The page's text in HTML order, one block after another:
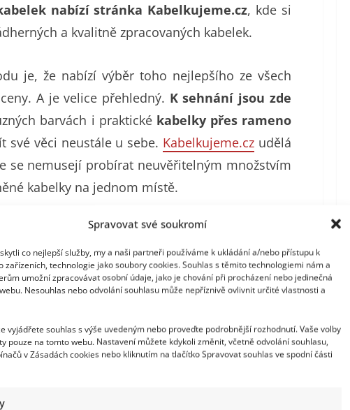
Spravovat své soukromí
co nejlepší služby, my a naši partneři používáme k ukládání a/nebo přístupu k
zařízeních, technologie jako soubory cookies. Souhlas s těmito technologiemi nám a
umožní zpracovávat osobní údaje, jako je chování při procházení nebo jedinečná
Nesouhlas nebo odvolání souhlasu může nepříznivě ovlivnit určité vlastnosti a
vyjádřete souhlas s výše uvedeným nebo proveďte podrobnější rozhodnutí. Vaše volby
pouze na tomto webu. Nastavení můžete kdykoli změnit, včetně odvolání souhlasu,
v Zásadách cookies nebo kliknutím na tlačítko Spravovat souhlas ve spodní části
nabízí stránka Kabelkujeme.cz, kde si
a kvalitně zpracovaných kabelek.
je, že nabízí výběr toho nejlepšího ze všech
A je velice přehledný. K sehnání jsou zde
barvách i praktické kabelky přes rameno
své věci neustále u sebe. Kabelkujeme.cz udělá
se nemusejí probírat neuvěřitelným množstvím
kabelky na jednom místě.
spojení, které také najdete na Kabelkujeme.cz.
z předních českých módních eshopů na
doplňkem, kterého nebude nikdy dost. Tím
je aktuálně v nabídce více než 2000
výběru kabelek na českém internetu na